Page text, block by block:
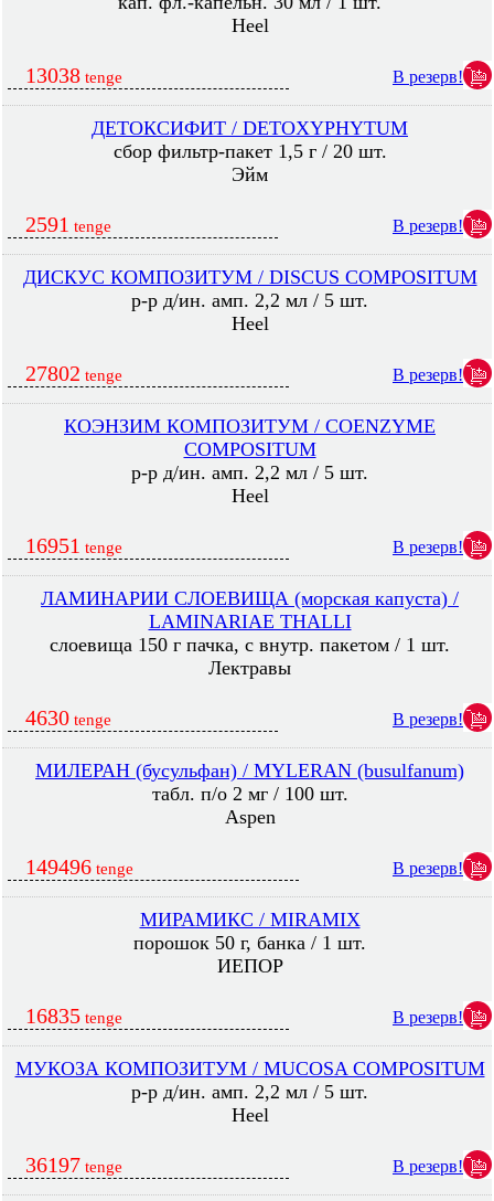
Heel
13038 tenge В резерв!
ДЕТОКСИФИТ / DETOXYPHYTUM
сбор фильтр-пакет 1,5 г / 20 шт.
Эйм
2591 tenge В резерв!
ДИСКУС КОМПОЗИТУМ / DISCUS COMPOSITUM
р-р д/ин. амп. 2,2 мл / 5 шт.
Heel
27802 tenge В резерв!
КОЭНЗИМ КОМПОЗИТУМ / COENZYME
COMPOSITUM
р-р д/ин. амп. 2,2 мл / 5 шт.
Heel
16951 tenge В резерв!
ЛАМИНАРИИ СЛОЕВИЩА (морская капуста) /
LAMINARIAE THALLI
слоевища 150 г пачка, с внутр. пакетом / 1 шт.
Лектравы
4630 tenge В резерв!
МИЛЕРАН (бусульфан) / MYLERAN (busulfanum)
табл. п/о 2 мг / 100 шт.
Aspen
149496 tenge В резерв!
МИРАМИКС / MIRAMIX
порошок 50 г, банка / 1 шт.
ИЕПОР
16835 tenge В резерв!
МУКОЗА КОМПОЗИТУМ / MUCOSA COMPOSITUM
р-р д/ин. амп. 2,2 мл / 5 шт.
Heel
36197 tenge В резерв!